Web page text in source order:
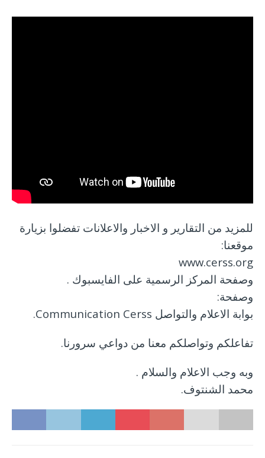
للمزيد من التقارير و الاخبار والاعلانات تفضلوا بزيارة
موقعنا:
www.cerss.org
وصفحة المركز الرسمية على الفايسبوك .
وصفحة:
بوابة الاعلام والتواصل Communication Cerss.
تفاعلكم وتواصلكم معنا من دواعي سرورنا.
وبه وجب الاعلام والسلام .
محمد الشنتوف.